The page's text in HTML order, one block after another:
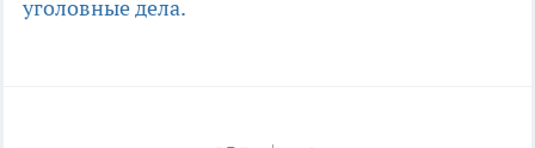
уголовные дела.